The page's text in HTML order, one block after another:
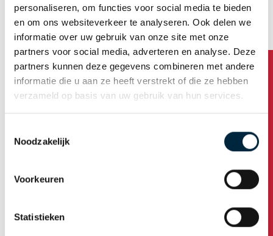
personaliseren, om functies voor social media te bieden
en om ons websiteverkeer te analyseren. Ook delen we
informatie over uw gebruik van onze site met onze
partners voor social media, adverteren en analyse. Deze
partners kunnen deze gegevens combineren met andere
informatie die u aan ze heeft verstrekt of die ze hebben
verzameld op basis van uw gebruik van hun services.
Noodzakelijk
Voorkeuren
Statistieken Any questions?
Over P&D Group
Our Team
Production
Sustainability
Laborarory testing